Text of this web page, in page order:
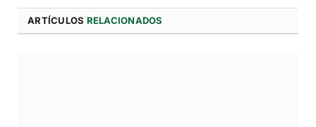
ARTÍCULOS RELACIONADOS